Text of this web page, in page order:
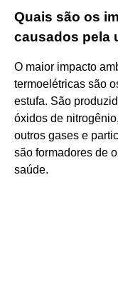
Quais são os
causados pela
O maior impacto
termoelétricas são
estufa. São
óxidos de
outros gases e
são formadores de
saúde.